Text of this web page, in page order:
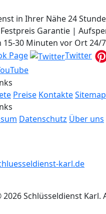
in Ihrer Nähe 24
Garantie |
15-30 Minuten vor Ort 24/7
Page
Twitter
Preise KontakteSitemap
Datenschutz Über uns
karl.de
Schlüsseldienst Karl.